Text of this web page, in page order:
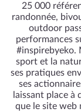
25 000
randonnée,
outdoor
performances
#inspirebyeko.
sport et la
ses pratiques
ses
laissant place à
que le site web